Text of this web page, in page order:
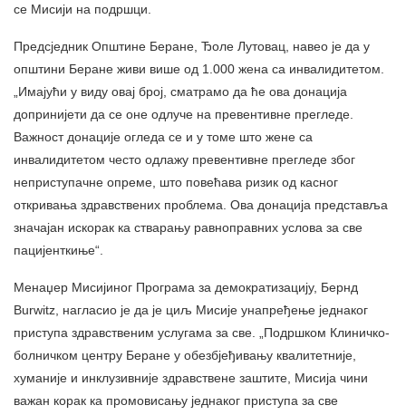
се Мисији на подршци.
Предсједник Општине Беране, Ђоле Лутовац, навео је да у
општини Беране живи више од 1.000 жена са инвалидитетом.
„Имајући у виду овај број, сматрамо да ће ова донација
допринијети да се оне одлуче на превентивне прегледе.
Важност донације огледа се и у томе што жене са
инвалидитетом често одлажу превентивне прегледе због
неприступачне опреме, што повећава ризик од касног
откривања здравствених проблема. Ова донација представља
значајан искорак ка стварању равноправних услова за све
пацијенткиње“.
Менаџер Мисијиног Програма за демократизацију, Бернд
Burwitz, нагласио је да је циљ Мисије унапређење једнаког
приступа здравственим услугама за све. „Подршком Клиничко-
болничком центру Беране у обезбјеђивању квалитетније,
хуманије и инклузивније здравствене заштите, Мисија чини
важан корак ка промовисању једнаког приступа за све